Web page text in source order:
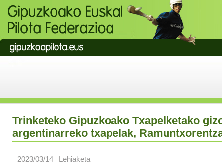
Trinketeko Gipuzkoako Txapelketako
argentinarreko txapelak,
2023/03/14 | Lehiaketa